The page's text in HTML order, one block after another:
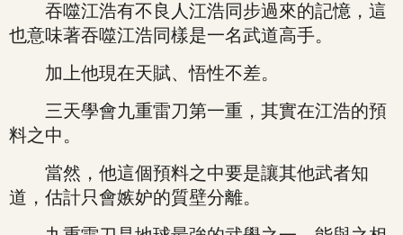
吞噬江浩有不良人江浩同步過來的記憶，這
也意味著吞噬江浩同樣是一名武道高手。
加上他現在天賦、悟性不差。
三天學會九重雷刀第一重，其實在江浩的預
料之中。
當然，他這個預料之中要是讓其他武者知
道，估計只會嫉妒的質壁分離。